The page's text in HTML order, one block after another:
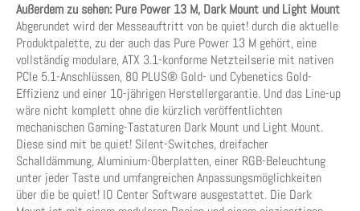
Außerdem zu sehen: Pure Power 13 M, Dark Mount und Light Mount
Abgerundet wird der Messeauftritt von be quiet! durch die aktuelle
Produktpalette, zu der auch das Pure Power 13 M gehört, eine
vollständig modulare, ATX 3.1-konforme Netzteilserie mit nativen
PCIe 5.1-Anschlüssen, 80 PLUS® Gold- und Cybenetics Gold-
Effizienz und einer 10-jährigen Herstellergarantie. Und das Line-up
wäre nicht komplett ohne die kürzlich veröffentlichten
mechanischen Gaming-Tastaturen Dark Mount und Light Mount.
Diese sind mit be quiet! Silent-Switches, dreifacher
Schalldämmung, Aluminium-Oberplatten, einer RGB-Beleuchtung
unter jeder Taste und umfangreichen Anpassungsmöglichkeiten
über die be quiet! IO Center Software ausgestattet. Die Dark